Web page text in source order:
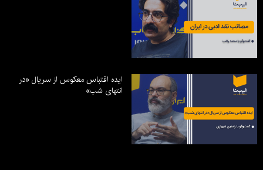
ایده اقتباس معکوس از سریال «در
انتهای شب»